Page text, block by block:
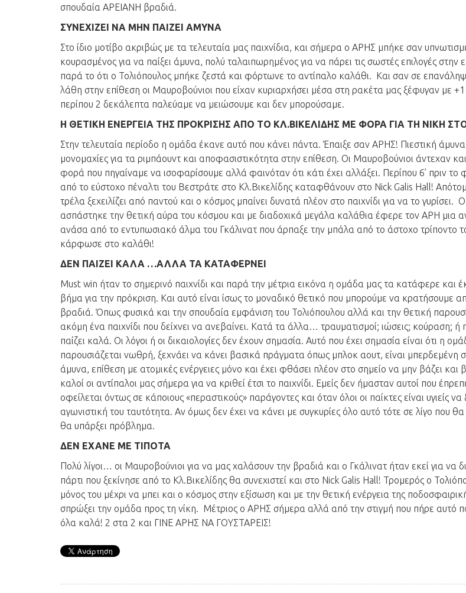
σπουδαία ΑΡΕΙΑΝΗ βραδιά.
ΣΥΝΕΧΙΖΕΙ ΝΑ ΜΗΝ ΠΑΙΖΕΙ ΑΜΥΝΑ
Στο ίδιο μοτίβο ακριβώς με τα τελευταία μας παιχνίδια, και σήμερα ο ΑΡΗΣ μπήκε σαν
κουρασμένος για να παίξει άμυνα, πολύ ταλαιπωρημένος για να πάρει τις σωστές επιλογές στην
παρά το ότι ο Τολιόπουλος μπήκε ζεστά και φόρτωνε το αντίπαλο καλάθι. Και σαν σε
λάθη στην επίθεση οι Μαυροβούνιοι που είχαν κυριαρχήσει μέσα στη ρακέτα μας ξέφυγαν με
περίπου 2 δεκάλεπτα παλεύαμε να μειώσουμε και δεν μπορούσαμε.
Η ΘΕΤΙΚΗ ΕΝΕΡΓΕΙΑ ΤΗΣ ΠΡΟΚΡΙΣΗΣ ΑΠΟ ΤΟ ΚΛ.ΒΙΚΕΛΙΔΗΣ ΜΕ ΦΟΡΑ ΓΙΑ ΤΗ ΝΙΚΗ ΣΤΟ
Στην τελευταία περίοδο η ομάδα έκανε αυτό που κάνει πάντα. Έπαιξε σαν ΑΡΗΣ! Πιεστική
μονομαχίες για τα ριμπάουντ και αποφασιστικότητα στην επίθεση. Οι Μαυροβούνιοι άντεχαν
φορά που πηγαίναμε να ισοφαρίσουμε αλλά φαινόταν ότι κάτι έχει αλλάξει. Περίπου 6’ πριν
από το εύστοχο πέναλτι του Βεστράτε στο Κλ.Βικελίδης καταφθάνουν στο Nick Galis Hall!
τρέλα ξεχειλίζει από παντού και ο κόσμος μπαίνει δυνατά πλέον στο παιχνίδι για να το γυρίσει.
ασπάστηκε την θετική αύρα του κόσμου και με διαδοχικά μεγάλα καλάθια έφερε τον ΑΡΗ μια
ανάσα από το εντυπωσιακό άλμα του Γκάλινατ που άρπαξε την μπάλα από το άστοχο τρίποντο
κάρφωσε στο καλάθι!
ΔΕΝ ΠΑΙΖΕΙ ΚΑΛΑ …ΑΛΛΑ ΤΑ ΚΑΤΑΦΕΡΝΕΙ
Must win ήταν το σημερινό παιχνίδι και παρά την μέτρια εικόνα η ομάδα μας τα κατάφερε και
βήμα για την πρόκριση. Και αυτό είναι ίσως το μοναδικό θετικό που μπορούμε να κρατήσουμε
βραδιά. Όπως φυσικά και την σπουδαία εμφάνιση του Τολιόπουλου αλλά και την θετική
ακόμη ένα παιχνίδι που δείχνει να ανεβαίνει. Κατά τα άλλα… τραυματισμοί; ιώσεις; κούραση;
παίζει καλά. Οι λόγοι ή οι δικαιολογίες δεν έχουν σημασία. Αυτό που έχει σημασία είναι ότι η
παρουσιάζεται νωθρή, ξεχνάει να κάνει βασικά πράγματα όπως μπλοκ αουτ, είναι μπερδεμένη
άμυνα, επίθεση με ατομικές ενέργειες μόνο και έχει φθάσει πλέον στο σημείο να μην βάζει και
καλοί οι αντίπαλοι μας σήμερα για να κριθεί έτσι το παιχνίδι. Εμείς δεν ήμασταν αυτοί που
οφείλεται όντως σε κάποιους «περαστικούς» παράγοντες και όταν όλοι οι παίκτες είναι υγιείς
αγωνιστική του ταυτότητα. Αν όμως δεν έχει να κάνει με συγκυρίες όλο αυτό τότε σε λίγο που θα
θα υπάρξει πρόβλημα.
ΔΕΝ ΕΧΑΝΕ ΜΕ ΤΙΠΟΤΑ
Πολύ λίγοι… οι Μαυροβούνιοι για να μας χαλάσουν την βραδιά και ο Γκάλινατ ήταν εκεί για να
πάρτι που ξεκίνησε από το Κλ.Βικελίδης θα συνεχιστεί και στο Nick Galis Hall! Τρομερός ο
μόνος του μέχρι να μπει και ο κόσμος στην εξίσωση και με την θετική ενέργεια της
σπρώξει την ομάδα προς τη νίκη. Μέτριος ο ΑΡΗΣ σήμερα αλλά από την στιγμή που πήρε αυτό
όλα καλά! 2 στα 2 και ΓΙΝΕ ΑΡΗΣ ΝΑ ΓΟΥΣΤΑΡΕΙΣ!